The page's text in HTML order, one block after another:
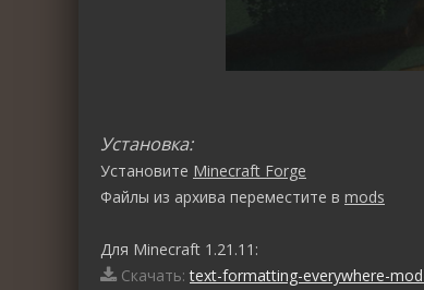
Установка:
Установите Minecraft Forge
Файлы из архива переместите в mods
Для Minecraft 1.21.11:
Скачать:text-formatting-everywhere-